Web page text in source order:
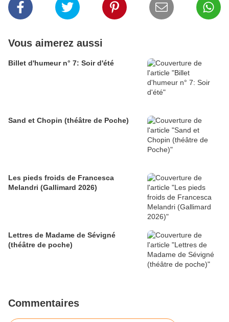
Vous aimerez aussi
Billet d'humeur n° 7: Soir d'été
Sand et Chopin (théâtre de Poche)
Les pieds froids de Francesca
Melandri (Gallimard 2026)
Lettres de Madame de Sévigné
(théâtre de poche)
Commentaires